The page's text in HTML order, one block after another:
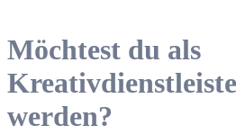
Möchtest du als
werden?